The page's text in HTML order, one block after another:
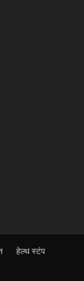
हेल्थ स्टंप